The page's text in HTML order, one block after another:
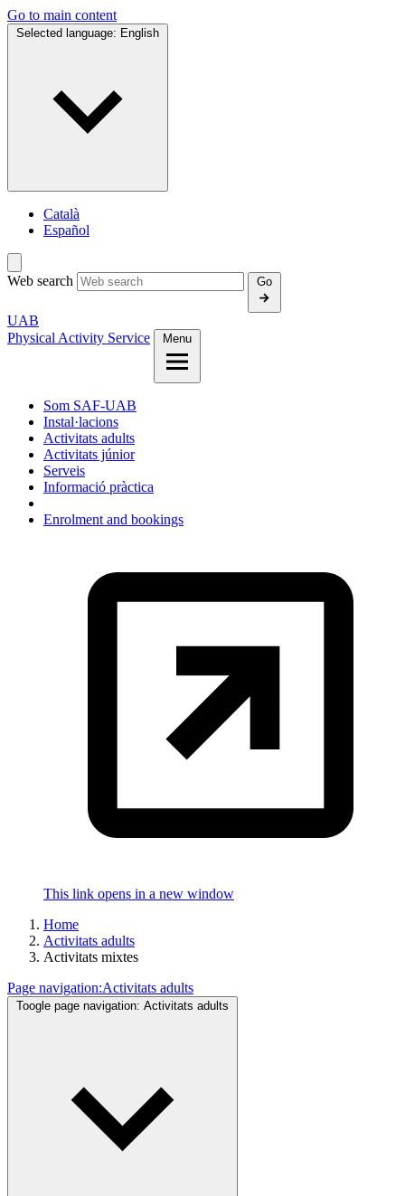
Go to main content
Selected language: English
Català
Español
Web search Go
UAB
Physical Activity Service
Menu
Som SAF-UAB
Instal·lacions
Activitats adults
Activitats júnior
Serveis
Informació pràctica
Enrolment and bookings
This link opens in a new window
Home
Activitats adults
Activitats mixtes
Page navigation:Activitats adults
Toogle page navigation: Activitats adults